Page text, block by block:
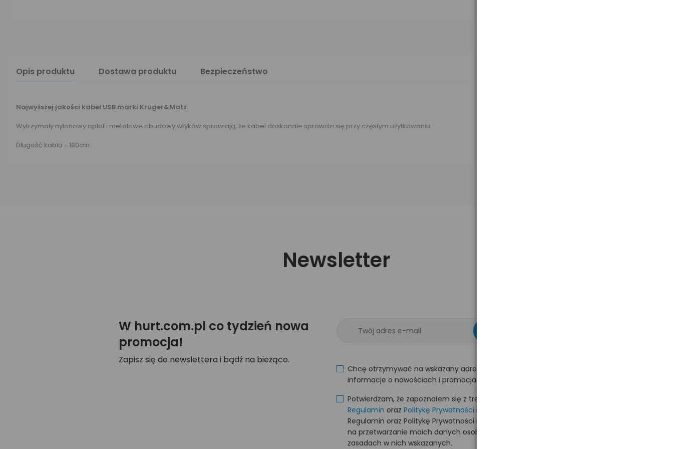
Opis produktu Dostawa produktu Bezpieczeństwo
Najwyższej jakości kabel USB marki Kruger&Matz.
Wytrzymały nylonowy oplot i metalowe obudowy wtyków sprawiają, że kabel doskonale sprawdzi się przy częstym użytkowaniu.
Długość kabla - 180cm.
Newsletter
W hurt.com.pl co tydzień nowa
promocja!
Zapisz się do newslettera i bądź na bieżąco.
Chcę otrzymywać na wskazany adres e-mail
informacje o nowościach i promocjach na hurt.com.pl.
Potwierdzam, że zapoznałem się z treścią i akceptuję
Regulamin oraz Politykę Prywatności
Regulamin oraz Politykę Prywatności i wyrażam zgodę
na przetwarzanie moich danych osobowych na
zasadach w nich wskazanych.